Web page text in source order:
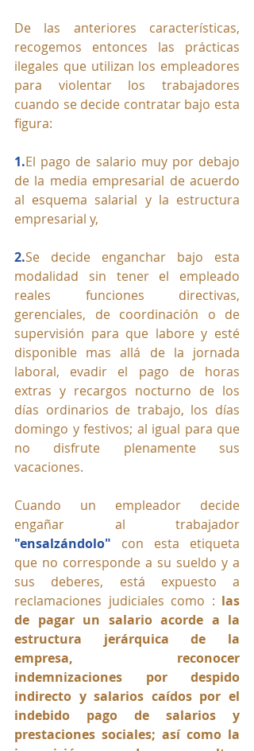
De las anteriores características,
recogemos entonces las prácticas
ilegales que utilizan los empleadores
para violentar los trabajadores
cuando se decide contratar bajo esta
figura:
1.El pago de salario muy por debajo
de la media empresarial de acuerdo
al esquema salarial y la estructura
empresarial y,
2.Se decide enganchar bajo esta
modalidad sin tener el empleado
reales funciones directivas,
gerenciales, de coordinación o de
supervisión para que labore y esté
disponible mas allá de la jornada
laboral, evadir el pago de horas
extras y recargos nocturno de los
días ordinarios de trabajo, los días
domingo y festivos; al igual para que
no disfrute plenamente sus
vacaciones.
Cuando un empleador decide
"ensalzándolo" con esta etiqueta
que no corresponde a su sueldo y a
sus deberes, está expuesto a
reclamaciones judiciales como : las
de pagar un salario acorde a la
estructura jerárquica de la
empresa, reconocer
indemnizaciones por despido
indirecto y salarios caídos por el
indebido pago de salarios y
prestaciones sociales; así como la